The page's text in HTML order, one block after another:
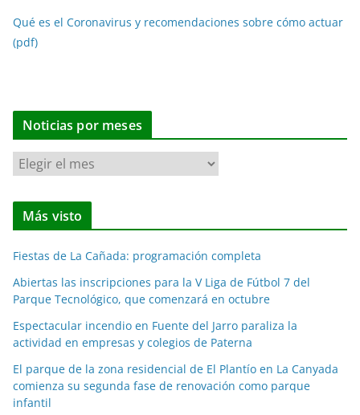
Qué es el Coronavirus y recomendaciones sobre cómo actuar
(pdf)
Noticias por meses
N
o
t
i
a
s
p
o
m
e
Más visto
Fiestas de La Cañada: programación completa
Abiertas las inscripciones para la V Liga de Fútbol 7 del
Parque Tecnológico, que comenzará en octubre
Espectacular incendio en Fuente del Jarro paraliza la
actividad en empresas y colegios de Paterna
El parque de la zona residencial de El Plantío en La Canyada
comienza su segunda fase de renovación como parque
infantil